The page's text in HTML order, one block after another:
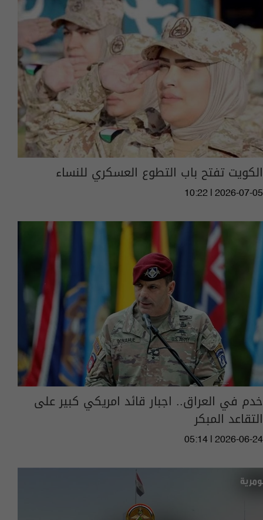
الكويت تفتح باب التطوع العسكري للنساء
10:22 | 2026-07-05
خدم في العراق.. اجبار قائد امريكي كبير على
التقاعد المبكر
05:14 | 2026-06-24